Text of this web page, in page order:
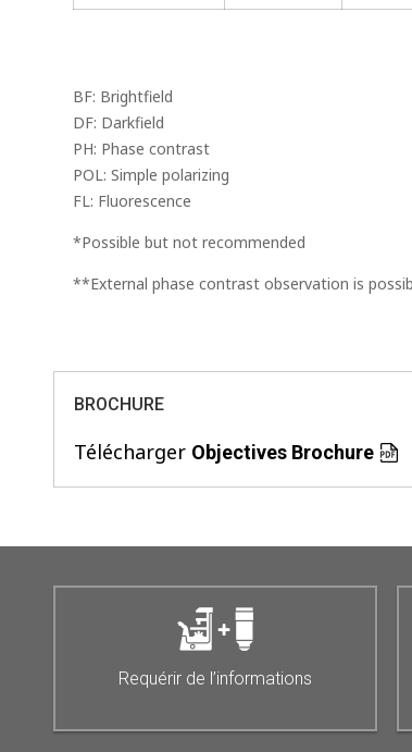
BF: Brightfield
DF: Darkfield
PH: Phase contrast
POL: Simple polarizing
FL: Fluorescence
*Possible but not recommended
**External phase contrast observation is
BROCHURE
Télécharger Objectives Brochure
Requérir de l’informations